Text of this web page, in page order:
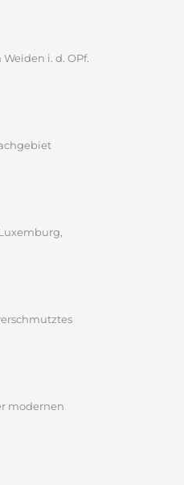
i. d. OPf.
modernen